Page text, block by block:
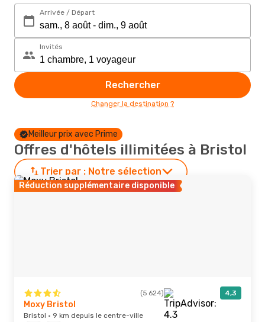
Arrivée / Départ
Invités
Rechercher
Changer la destination ?
Meilleur prix avec Prime
Offres d'hôtels illimitées à Bristol
Trier par : Notre sélection
Réduction supplémentaire disponible
(5 624) 4,3
Moxy Bristol
Bristol · 9 km depuis le centre-ville